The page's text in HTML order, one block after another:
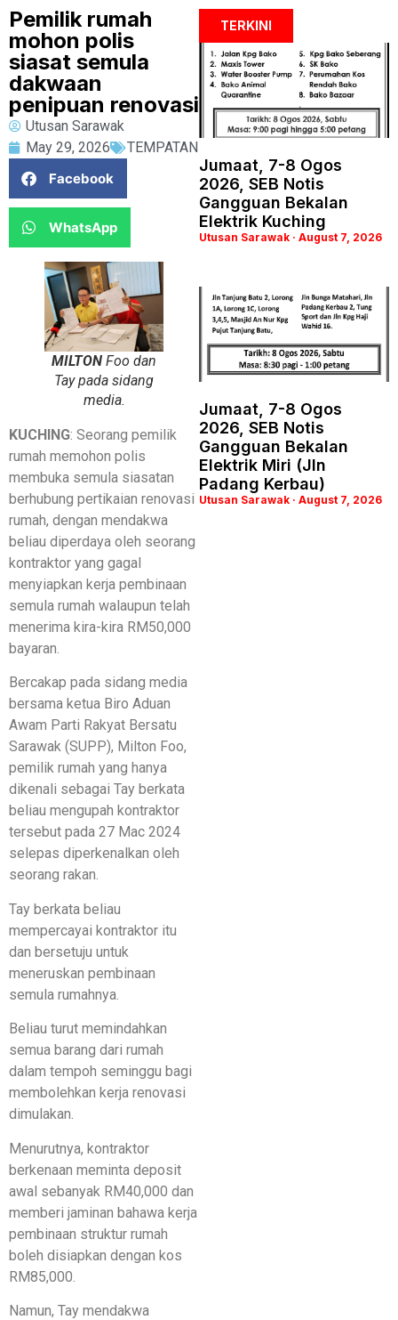
Pemilik rumah
mohon polis
siasat semula
dakwaan
penipuan renovasi
Utusan Sarawak
May 29, 2026
TEMPATAN
Facebook
WhatsApp
MILTON Foo dan
Tay pada sidang
media.
KUCHING: Seorang pemilik
rumah memohon polis
membuka semula siasatan
berhubung pertikaian renovasi
rumah, dengan mendakwa
beliau diperdaya oleh seorang
kontraktor yang gagal
menyiapkan kerja pembinaan
semula rumah walaupun telah
menerima kira-kira RM50,000
bayaran.
Bercakap pada sidang media
bersama ketua Biro Aduan
Awam Parti Rakyat Bersatu
Sarawak (SUPP), Milton Foo,
pemilik rumah yang hanya
dikenali sebagai Tay berkata
beliau mengupah kontraktor
tersebut pada 27 Mac 2024
selepas diperkenalkan oleh
seorang rakan.
Tay berkata beliau
mempercayai kontraktor itu
dan bersetuju untuk
meneruskan pembinaan
semula rumahnya.
Beliau turut memindahkan
semua barang dari rumah
dalam tempoh seminggu bagi
membolehkan kerja renovasi
dimulakan.
Menurutnya, kontraktor
berkenaan meminta deposit
awal sebanyak RM40,000 dan
memberi jaminan bahawa kerja
pembinaan struktur rumah
boleh disiapkan dengan kos
RM85,000.
Namun, Tay mendakwa
TERKINI
Jumaat, 7-8 Ogos
2026, SEB Notis
Gangguan Bekalan
Elektrik Kuching
Utusan Sarawak August 7, 2026
Jumaat, 7-8 Ogos
2026, SEB Notis
Gangguan Bekalan
Elektrik Miri (Jln
Padang Kerbau)
Utusan Sarawak August 7, 2026